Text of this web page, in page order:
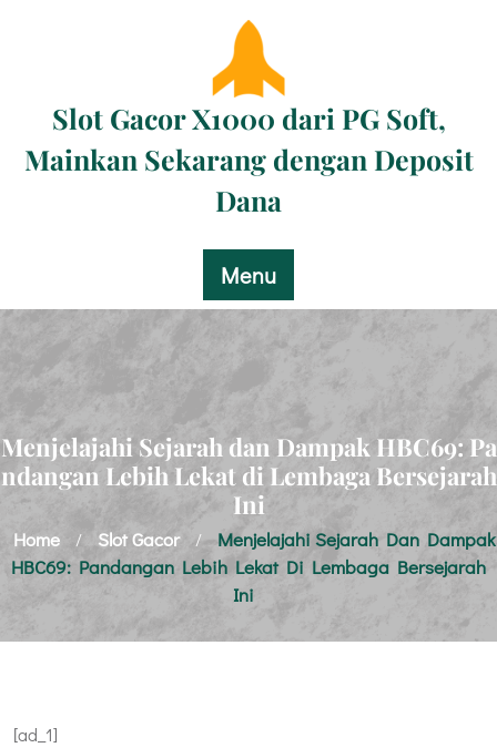
Slot Gacor X1000 dari PG Soft,
Mainkan Sekarang dengan Deposit
Dana
Menu
Menjelajahi Sejarah dan Dampak HBC69: Pa
ndangan Lebih Lekat di Lembaga Bersejarah
Ini
Home / Slot Gacor /
Menjelajahi Sejarah Dan Dampak
HBC69: Pandangan Lebih Lekat Di Lembaga Bersejarah
Ini
[ad_1]